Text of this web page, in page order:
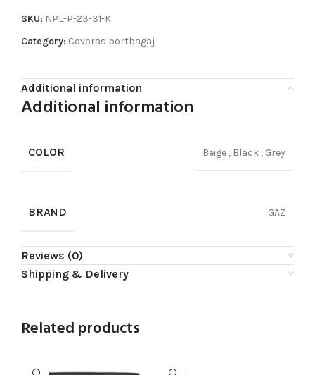
SKU: NPL-P-23-31-K
Category: Covoras portbagaj
Additional information
Additional information
COLOR Beige , Black , Grey
BRAND GAZ
Reviews (0)
Shipping & Delivery
Related products